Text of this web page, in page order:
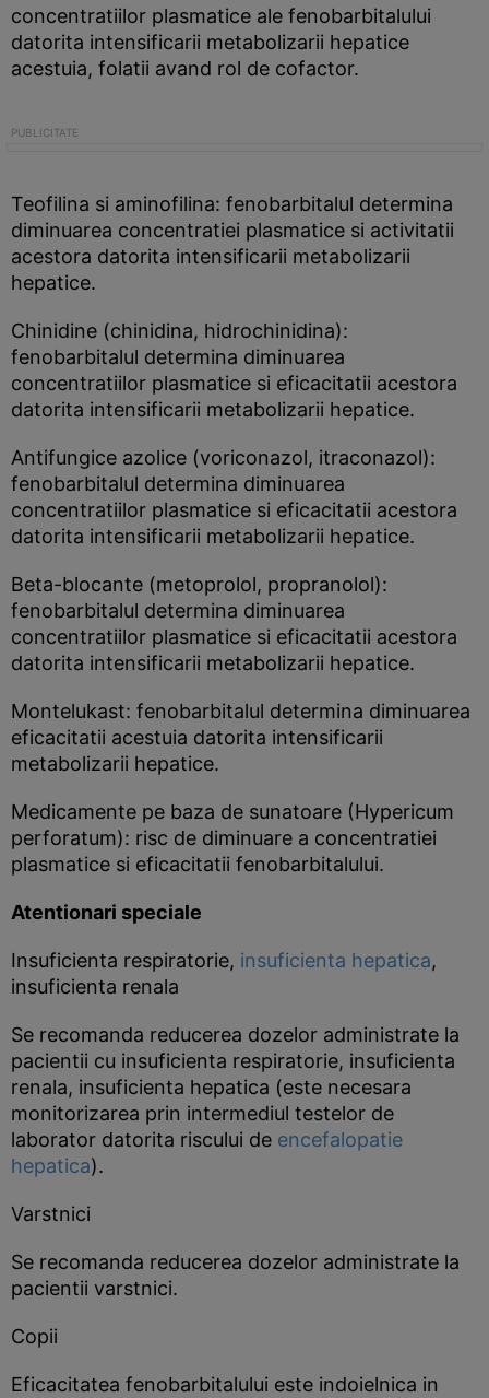
concentratiilor plasmatice ale fenobarbitalului
datorita intensificarii metabolizarii hepatice
acestuia, folatii avand rol de cofactor.
Teofilina si aminofilina: fenobarbitalul determina
diminuarea concentratiei plasmatice si activitatii
acestora datorita intensificarii metabolizarii
hepatice.
Chinidine (chinidina, hidrochinidina):
fenobarbitalul determina diminuarea
concentratiilor plasmatice si eficacitatii acestora
datorita intensificarii metabolizarii hepatice.
Antifungice azolice (voriconazol, itraconazol):
fenobarbitalul determina diminuarea
concentratiilor plasmatice si eficacitatii acestora
datorita intensificarii metabolizarii hepatice.
Beta-blocante (metoprolol, propranolol):
fenobarbitalul determina diminuarea
concentratiilor plasmatice si eficacitatii acestora
datorita intensificarii metabolizarii hepatice.
Montelukast: fenobarbitalul determina diminuarea
eficacitatii acestuia datorita intensificarii
metabolizarii hepatice.
Medicamente pe baza de sunatoare (Hypericum
perforatum): risc de diminuare a concentratiei
plasmatice si eficacitatii fenobarbitalului.
Atentionari speciale
Insuficienta respiratorie, insuficienta hepatica,
insuficienta renala
Se recomanda reducerea dozelor administrate la
pacientii cu insuficienta respiratorie, insuficienta
renala, insuficienta hepatica (este necesara
monitorizarea prin intermediul testelor de
laborator datorita riscului de encefalopatie
hepatica).
Varstnici
Se recomanda reducerea dozelor administrate la
pacientii varstnici.
Copii
Eficacitatea fenobarbitalului este indoielnica in